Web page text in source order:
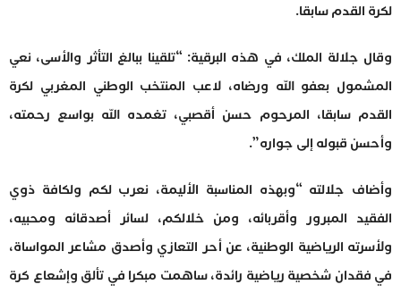
لكرة القدم سابقا.
وقال جلالة الملك، في هذه البرقية: “تلقينا ببالغ التأثر والأسى، نعي
المشمول بعفو الله ورضاه، لاعب المنتخب الوطني المغربي لكرة
القدم سابقا، المرحوم حسن أقصبي، تغمده الله بواسع رحمته،
وأحسن قبوله إلى جواره”.
وأضاف جلالته “وبهذه المناسبة الأليمة، نعرب لكم ولكافة ذوي
الفقيد المبرور وأقربائه، ومن خلالكم، لسائر أصدقائه ومحبيه،
ولأسرته الرياضية الوطنية، عن أحر التعازي وأصدق مشاعر المواساة،
في فقدان شخصية رياضية رائدة، ساهمت مبكرا في تألق وإشعاع كرة